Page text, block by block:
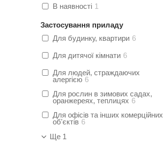
В наявності 1
Застосування приладу
Для будинку, квартири 6
Для дитячої кімнати 6
Для людей, страждаючих
алергією 6
Для рослин в зимових садах,
оранжереях, теплицях 6
Для офісів та інших комерційних
об'єктів 6
Ще 1